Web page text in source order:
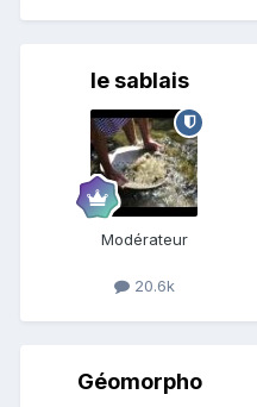
le sablais
Modérateur
20.6k
Géomorpho